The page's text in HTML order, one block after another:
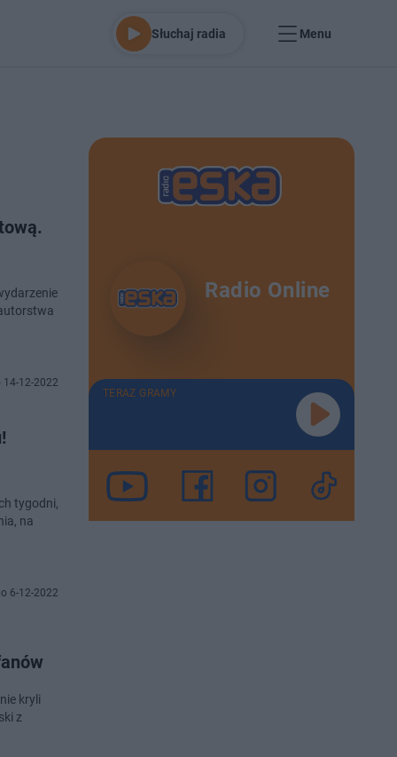
Słuchaj radia Menu
14-12-2022
tygodni,
na
6-12-2022
kryli
z
Radio Online
TERAZ GRAMY